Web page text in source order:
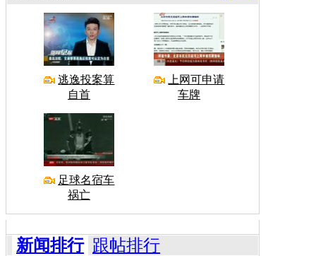
逃逸投案算
自首
上网可申请
车牌
足球名宿车
祸亡
新闻排行 跟帖排行